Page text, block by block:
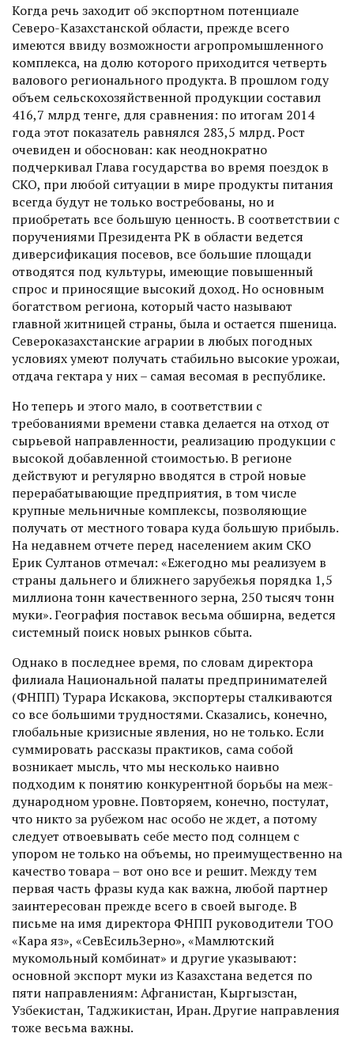
Когда речь заходит об экс­портном потенциале
Северо-Казахстанской области, прежде всего
имеются ввиду возможности агропромышленного
комплекса, на долю которого приходится четверть
валового регионального продукта. В прошлом году
объем сельскохозяйственной продукции составил
416,7 млрд тенге, для сравнения: по итогам 2014
года этот показатель равнялся 283,5 млрд. Рост
очевиден и обоснован: как неоднократно
подчеркивал Глава государства во время поездок в
СКО, при любой ситуации в мире продукты питания
всегда будут не только востребованы, но и
приобретать все большую ценность. В соответствии с
поручениями Президента РК в области ведется
диверсификация посевов, все большие площади
отводятся под культуры, имеющие повышенный
спрос и приносящие высокий доход. Но основным
богатством региона, который часто называют
главной житницей страны, была и остается пшеница.
Североказахстанские аграрии в любых погодных
условиях умеют получать стабильно высокие урожаи,
отдача гектара у них – самая весомая в республике.
Но теперь и этого мало, в соответствии с
требованиями времени ставка делается на отход от
сырьевой направленности, реализацию продукции с
высокой добавленной стоимостью. В регионе
действуют и регулярно вводятся в строй новые
перерабатывающие предприятия, в том числе
крупные мельничные комплексы, позволяющие
получать от местного товара куда большую прибыль.
На недавнем отчете перед населением аким СКО
Ерик Султанов отмечал: «Ежегодно мы реализуем в
страны дальнего и ближнего зарубежья порядка 1,5
миллиона тонн качественного зерна, 250 тысяч тонн
муки». География поставок весьма обширна, ведется
системный поиск новых рынков сбыта.
Однако в последнее время, по словам директора
филиа­ла Национальной палаты предпринимателей
(ФНПП) Турара Искакова, экспортеры сталкиваются
со все большими трудностями. Сказались, конечно,
глобальные кризис­ные явления, но не только. Если
суммировать рассказы практиков, сама собой
возникает мысль, что мы несколько наивно
подходим к понятию конкурентной борьбы на меж­
дународном уровне. Пов­торяем, конечно, постулат,
что никто за рубежом нас особо не ждет, а потому
следует отвоевывать себе место под солнцем с
упором не только на объемы, но преимущественно на
качество товара – вот оно все и решит. Между тем
первая часть фразы куда как важна, любой партнер
заинтересован прежде всего в своей выгоде. В
письме на имя директора ФНПП руководители ТОО
«Кара яз», «Сев­ЕсильЗерно», «Мамлютский
мукомольный комбинат» и другие указывают:
основной экспорт муки из Казахстана ведется по
пяти направлениям: Афганистан, Кыргызстан,
Узбекистан, Таджикистан, Иран. Другие направления
тоже весьма важны.